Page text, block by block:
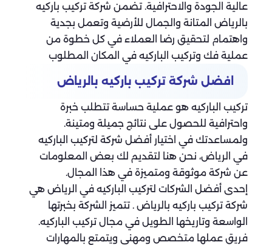
عالية الجودة والاحترافية. تضمن شركة تركيب باركيه
بالرياض المتانة والجمال للأرضية وتعمل بجدية
واهتمام لتحقيق رضا العملاء في كل خطوة من
عملية فك وتركيب الباركيه في المكان المطلوب
افضل شركة تركيب باركيه بالرياض
تركيب الباركيه هو عملية حساسة تتطلب خبرة
واحترافية للحصول على نتائج جميلة ومتينة.
ولمساعدتك في اختيار أفضل شركة لتركيب الباركيه
في الرياض، نحن هنا لتقديم لك بعض المعلومات
عن شركة موثوقة ومتميزة في هذا المجال.
إحدى أفضل الشركات لتركيب الباركيه في الرياض هي
شركة تركيب باركيه بالرياض . تتميز الشركة بخبرتها
الواسعة وتاريخها الطويل في مجال تركيب الباركيه.
فريق عملها متخصص ومهني ويتمتع بالمهارات